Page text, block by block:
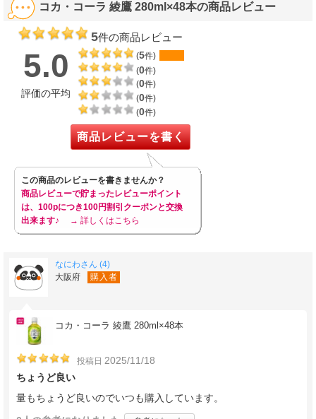
コカ・コーラ 綾鷹 280ml×48本の商品レビュー
5件の商品レビュー
5.0
評価の平均
(5件)
(0件)
(0件)
(0件)
(0件)
商品レビューを書く
この商品のレビューを書きませんか？
商品レビューで貯まったレビューポイント
は、100pにつき100円割引クーポンと交換
出来ます♪
→ 詳しくはこちら
なにわさん (4)
大阪府
購入者
コカ・コーラ 綾鷹 280ml×48本
投稿日 2025/11/18
ちょうど良い
量もちょうど良いのでいつも購入しています。